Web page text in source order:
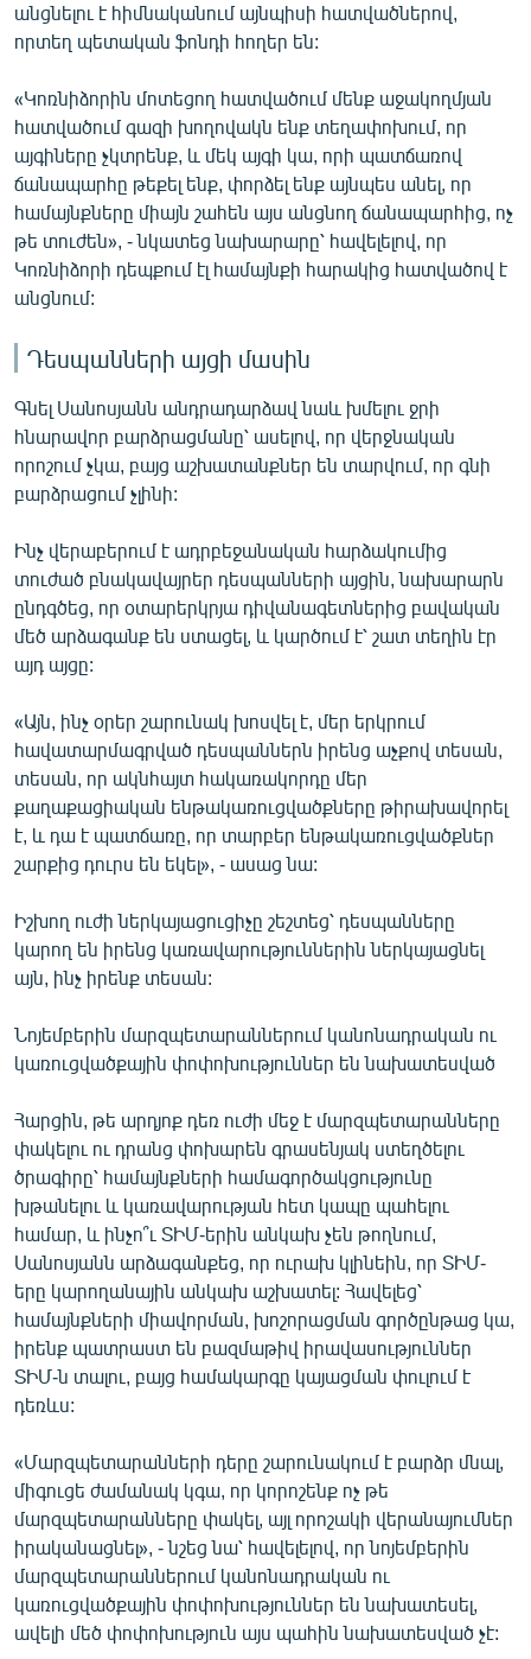
անցնելու է հիմնականում այնպիսի հատվածներով,
որտեղ պետական ֆոնդի հողեր են:
«Կոռնիձորին մոտեցող հատվածում մենք աջակողմյան
հատվածում գազի խողովակն ենք տեղափոխում, որ
այգիները չկտրենք, և մեկ այգի կա, որի պատճառով
ճանապարհը թեքել ենք, փորձել ենք այնպես անել, որ
համայնքները միայն շահեն այս անցնող ճանապարհից, ոչ
թե տուժեն», - նկատեց նախարարը՝ հավելելով, որ
Կոռնիձորի դեպքում էլ համայնքի հարակից հատվածով է
անցնում:
Դեսպանների այցի մասին
Գնել Սանոսյանն անդրադարձավ նաև խմելու ջրի
հնարավոր բարձրացմանը՝ ասելով, որ վերջնական
որոշում չկա, բայց աշխատանքներ են տարվում, որ գնի
բարձրացում չլինի:
Ինչ վերաբերում է ադրբեջանական հարձակումից
տուժած բնակավայրեր դեսպանների այցին, նախարարն
ընդգծեց, որ օտարերկրյա դիվանագետներից բավական
մեծ արձագանք են ստացել, և կարծում է՝ շատ տեղին էր
այդ այցը:
«Այն, ինչ օրեր շարունակ խոսվել է, մեր երկրում
հավատարմագրված դեսպաններն իրենց աչքով տեսան,
տեսան, որ ակնհայտ հակառակորդը մեր
քաղաքացիական ենթակառուցվածքները թիրախավորել
է, և դա է պատճառը, որ տարբեր ենթակառուցվածքներ
շարքից դուրս են եկել», - ասաց նա:
Իշխող ուժի ներկայացուցիչը շեշտեց՝ դեսպանները
կարող են իրենց կառավարություններին ներկայացնել
այն, ինչ իրենք տեսան:
Նոյեմբերին մարզպետարաններում կանոնադրական ու
կառուցվածքային փոփոխություններ են նախատեսված
Հարցին, թե արդյոք դեռ ուժի մեջ է մարզպետարանները
փակելու ու դրանց փոխարեն գրասենյակ ստեղծելու
ծրագիրը՝ համայնքների համագործակցությունը
խթանելու և կառավարության հետ կապը պահելու
համար, և ինչո՞ւ ՏԻՄ-երին անկախ չեն թողնում,
Սանոսյանն արձագանքեց, որ ուրախ կլինեին, որ ՏԻՄ-
երը կարողանային անկախ աշխատել: Հավելեց՝
համայնքների միավորման, խոշորացման գործընթաց կա,
իրենք պատրաստ են բազմաթիվ իրավասություններ
ՏԻՄ-ն տալու, բայց համակարգը կայացման փուլում է
դեռևս:
«Մարզպետարանների դերը շարունակում է բարձր մնալ,
միգուցե ժամանակ կգա, որ կորոշենք ոչ թե
մարզպետարանները փակել, այլ որոշակի վերանայումներ
իրականացնել», - նշեց նա՝ հավելելով, որ նոյեմբերին
մարզպետարաններում կանոնադրական ու
կառուցվածքային փոփոխություններ են նախատեսել,
ավելի մեծ փոփոխություն այս պահին նախատեսված չէ: